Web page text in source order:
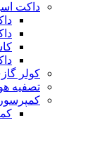
داکت
کولر
تصفیه
کمپرسور